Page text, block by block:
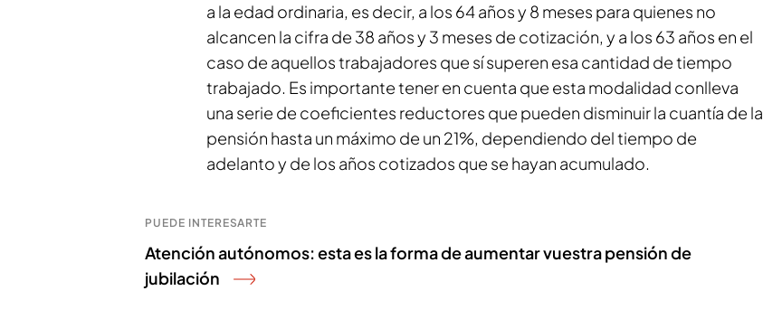
a la edad ordinaria, es decir, a los 64 años y 8 meses para quienes no
alcancen la cifra de 38 años y 3 meses de cotización, y a los 63 años en el
caso de aquellos trabajadores que sí superen esa cantidad de tiempo
trabajado. Es importante tener en cuenta que esta modalidad conlleva
una serie de coeficientes reductores que pueden disminuir la cuantía de la
pensión hasta un máximo de un 21%, dependiendo del tiempo de
adelanto y de los años cotizados que se hayan acumulado.
PUEDE INTERESARTE
Atención autónomos: esta es la forma de aumentar vuestra pensión de
jubilación